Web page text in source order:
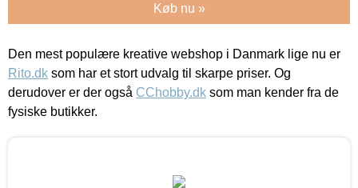
Køb nu »
Den mest populære kreative webshop i Danmark lige nu er
Rito.dk som har et stort udvalg til skarpe priser. Og
derudover er der også CChobby.dk som man kender fra de
fysiske butikker.